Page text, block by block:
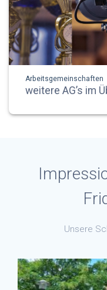
Arbeitsgemeinschaften
weitere AG’s im
Unsere